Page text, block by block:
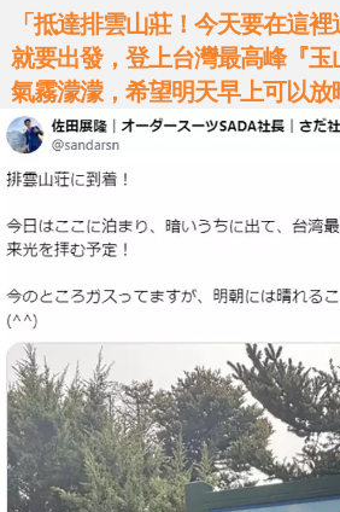
「抵達排雲山莊！今天要在這
就要出發，登上台灣最高峰『
氣霧濛濛，希望明天早上可以放